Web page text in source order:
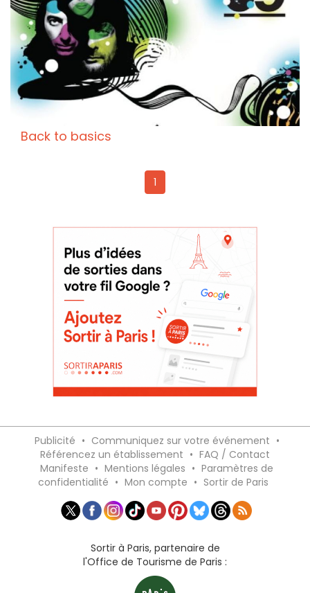
Back to basics
1
Publicité • Communiquez sur votre événement •
Référencez un établissement • FAQ / Contact
Manifeste • Mentions légales • Paramètres de
confidentialité • Mon compte • Sortir de Paris
Sortir à Paris, partenaire de
l'Office de Tourisme de Paris :